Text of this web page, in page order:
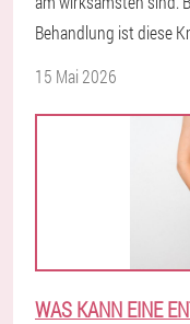
Behandlung ist diese
15 Mai 2026
WAS KANN EINE